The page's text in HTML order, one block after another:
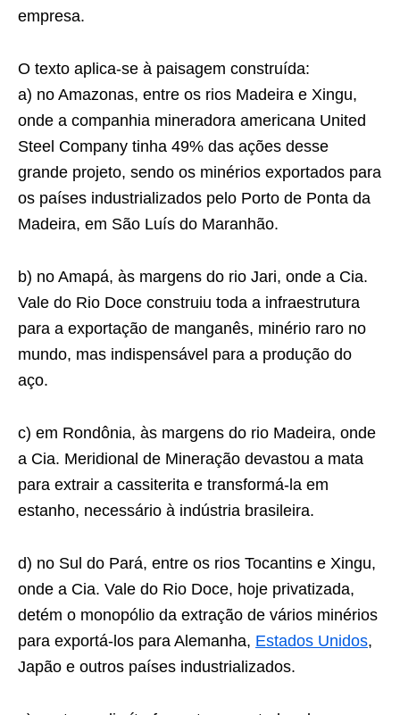
empresa.
O texto aplica-se à paisagem construída:
a) no Amazonas, entre os rios Madeira e Xingu,
onde a companhia mineradora americana United
Steel Company tinha 49% das ações desse
grande projeto, sendo os minérios exportados para
os países industrializados pelo Porto de Ponta da
Madeira, em São Luís do Maranhão.
b) no Amapá, às margens do rio Jari, onde a Cia.
Vale do Rio Doce construiu toda a infraestrutura
para a exportação de manganês, minério raro no
mundo, mas indispensável para a produção do
aço.
c) em Rondônia, às margens do rio Madeira, onde
a Cia. Meridional de Mineração devastou a mata
para extrair a cassiterita e transformá-la em
estanho, necessário à indústria brasileira.
d) no Sul do Pará, entre os rios Tocantins e Xingu,
onde a Cia. Vale do Rio Doce, hoje privatizada,
detém o monopólio da extração de vários minérios
para exportá-los para Alemanha, Estados Unidos,
Japão e outros países industrializados.